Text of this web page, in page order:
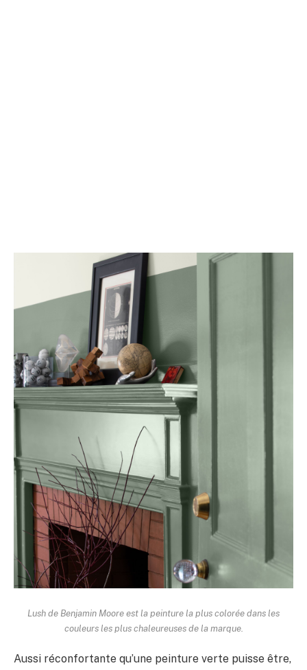
Lush de Benjamin Moore est la peinture la plus colorée dans les
couleurs les plus chaleureuses de la marque.
Aussi réconfortante qu’une peinture verte puisse être,